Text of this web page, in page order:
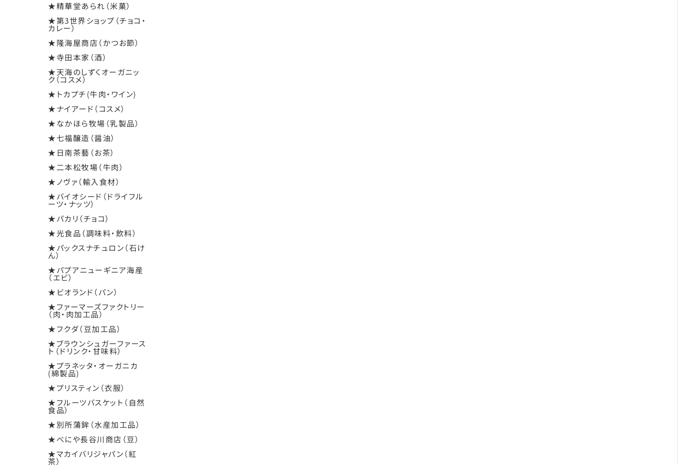
★精華堂あられ（米菓）
★第3世界ショップ（チョコ・
カレー）
★隆海屋商店（かつお節）
★寺田本家（酒）
★天海のしずくオーガニッ
ク（コスメ）
★トカプチ(牛肉・ワイン)
★ナイアード（コスメ）
★なかほら牧場（乳製品）
★七福醸造（醤油）
★日南茶藝（お茶）
★二本松牧場（牛肉）
★ノヴァ（輸入食材）
★バイオシード（ドライフル
ーツ・ナッツ）
★パカリ（チョコ）
★光食品（調味料・飲料）
★パックスナチュロン（石け
ん）
★パプアニューギニア海産
（エビ）
★ビオランド（パン）
★ファーマーズファクトリー
（肉・肉加工品）
★フクダ（豆加工品）
★ブラウンシュガーファース
ト（ドリンク・甘味料）
★プラネッタ・オーガニカ
(綿製品)
★プリスティン（衣服）
★フルーツバスケット（自然
食品）
★別所蒲鉾（水産加工品）
★べにや長谷川商店（豆）
★マカイバリジャパン（紅
茶）